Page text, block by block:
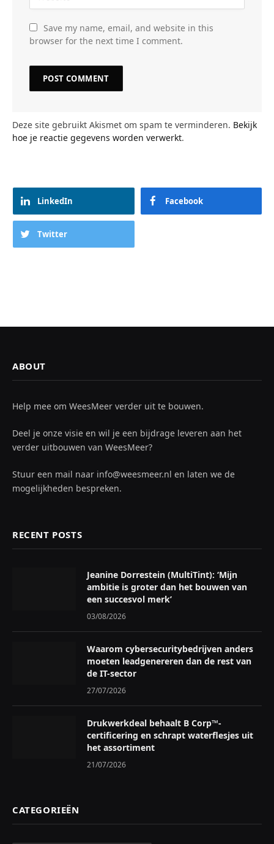
Save my name, email, and website in this
browser for the next time I comment.
Deze site gebruikt Akismet om spam te verminderen. Bekijk
hoe je reactie gegevens worden verwerkt.
LinkedIn Facebook
Twitter
ABOUT
Help mee om WeesMeer verder uit te bouwen.
Deel je onze visie en wil je een bijdrage leveren aan het
verder uitbouwen van WeesMeer?
Stuur een mail naar info@weesmeer.nl en laten we de
mogelijkheden bespreken.
RECENT POSTS
Jeanine Dorrestein (MultiTint): ‘Mijn
ambitie is groter dan het bouwen van
een succesvol merk’
03/08/2026
Waarom cybersecuritybedrijven anders
moeten leadgenereren dan de rest van
de IT-sector
27/07/2026
Drukwerkdeal behaalt B Corp™-
certificering en schrapt waterflesjes uit
het assortiment
21/07/2026
CATEGORIEËN